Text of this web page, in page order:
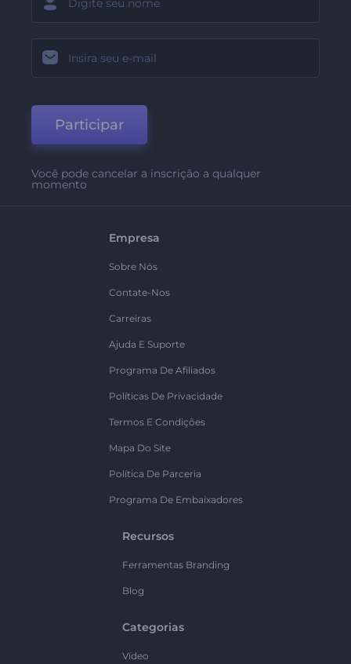
Participar
Você pode cancelar a inscrição a qualquer
momento
Empresa
Sobre Nós
Contate-Nos
Carreiras
Ajuda E Suporte
Programa De Afiliados
Políticas De Privacidade
Termos E Condições
Mapa Do Site
Política De Parceria
Programa De Embaixadores
Recursos
Ferramentas Branding
Blog
Categorias
Vídeo